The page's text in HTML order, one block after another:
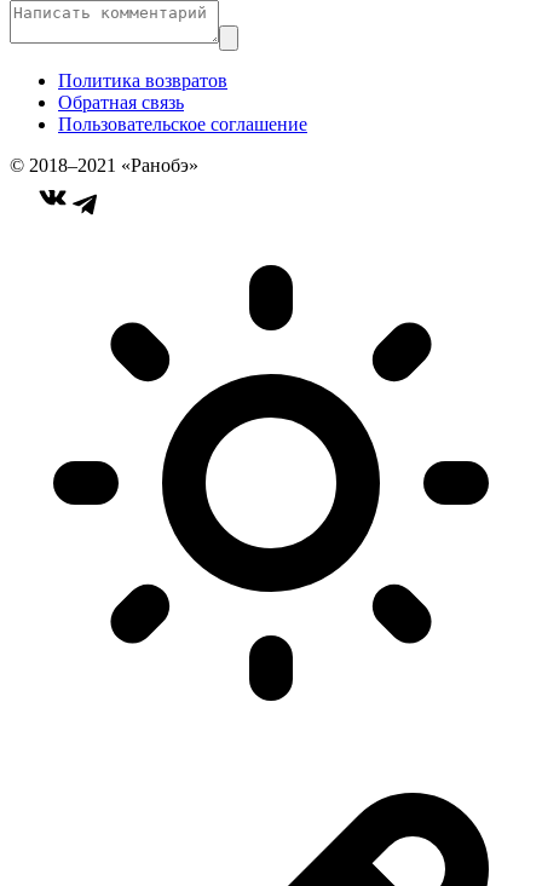
Политика возвратов
Обратная связь
Пользовательское соглашение
© 2018–2021 «Ранобэ»